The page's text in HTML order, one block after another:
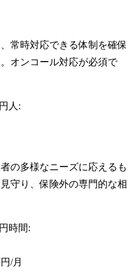
常時対応できる体制を確保
オンコール対応が必須で
円 人 :
の多様なニーズに応えるも
守り、保険外の専門的な相
円 時間:
/月